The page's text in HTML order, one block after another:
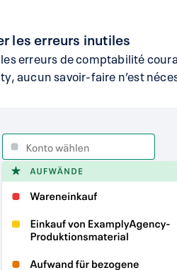
les erreurs inutiles
erreurs de comptabilité
aucun savoir-faire n’est